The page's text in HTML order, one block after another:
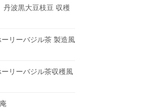
波黒大豆枝豆 収穫
リーバジル茶 製造風
リーバジル茶収穫風